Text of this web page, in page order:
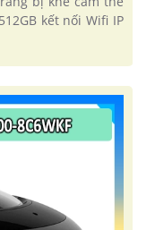
kết nối Wifi IP